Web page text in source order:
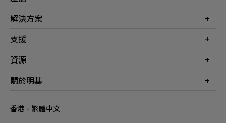
投影機
燈具
解決方案
商業
電競
支援
聯絡我們
常見問答
服務網點
資源
投影機投射距離計算器
關於明基
品牌
香港 - 繁體中文